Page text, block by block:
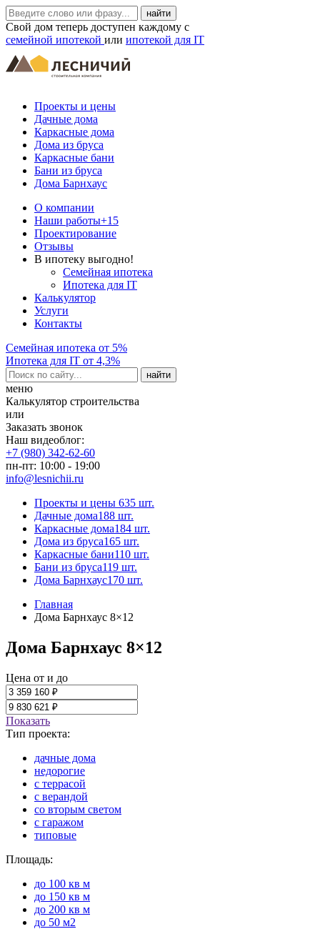
Свой дом теперь доступен каждому с
семейной ипотекой или ипотекой для IT
Проекты и цены
Дачные дома
Каркасные дома
Дома из бруса
Каркасные бани
Бани из бруса
Дома Барнхаус
О компании
Наши работы+15
Проектирование
Отзывы
В ипотеку выгодно!
Семейная ипотека
Ипотека для IT
Калькулятор
Услуги
Контакты
Семейная ипотека от 5%
Ипотека для IT от 4,3%
меню
Калькулятор строительства
или
Заказать звонок
Наш видеоблог:
+7 (980) 342-62-60
пн-пт: 10:00 - 19:00
info@lesnichii.ru
Проекты и цены 635 шт.
Дачные дома188 шт.
Каркасные дома184 шт.
Дома из бруса165 шт.
Каркасные бани110 шт.
Бани из бруса119 шт.
Дома Барнхаус170 шт.
Главная
Дома Барнхаус 8×12
Дома Барнхаус 8×12
Цена от и до
Показать
Тип проекта:
дачные дома
недорогие
с террасой
с верандой
со вторым светом
с гаражом
типовые
Площадь:
до 100 кв м
до 150 кв м
до 200 кв м
до 50 м2